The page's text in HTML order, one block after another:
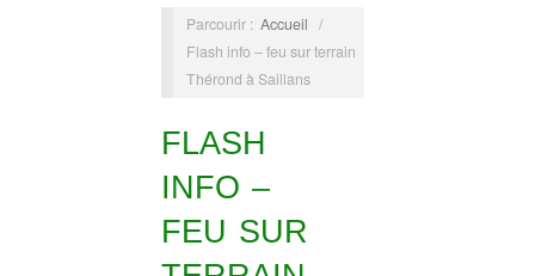
Parcourir : Accueil /
Flash info – feu sur terrain
Thérond à Saillans
FLASH
INFO –
FEU SUR